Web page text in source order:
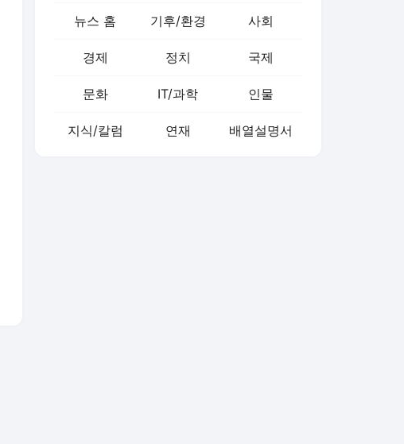
뉴스 홈 기후/환경 사회
경제 정치 국제
문화 IT/과학 인물
지식/칼럼 연재 배열설명서